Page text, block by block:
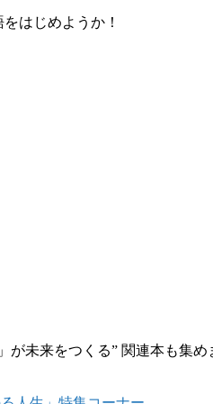
はじめようか！
が未来をつくる” 関連本も集め